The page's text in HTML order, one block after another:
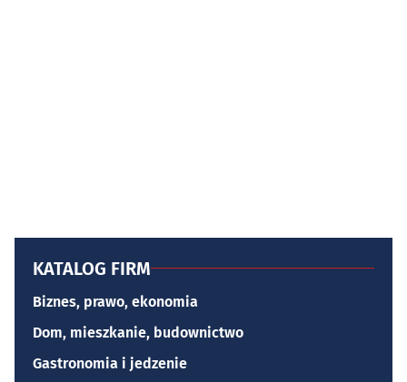
KATALOG FIRM
Biznes, prawo, ekonomia
Dom, mieszkanie, budownictwo
Gastronomia i jedzenie